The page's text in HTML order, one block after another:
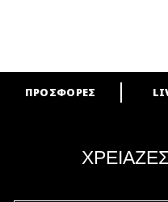
ARE YOU A M·A·C
ΠΡΟΣΦΟΡΕΣ